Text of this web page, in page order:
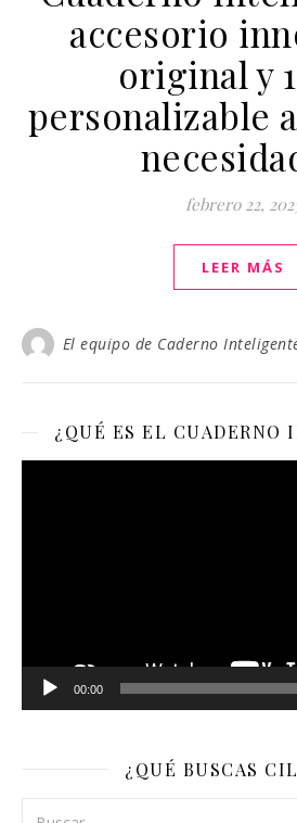
accesorio
original y
personalizable
febrero 22,
LEER MÁS
El equipo de Caderno
¿QUÉ ES EL CUADERNO
00:00
¿QUÉ BUSCAS